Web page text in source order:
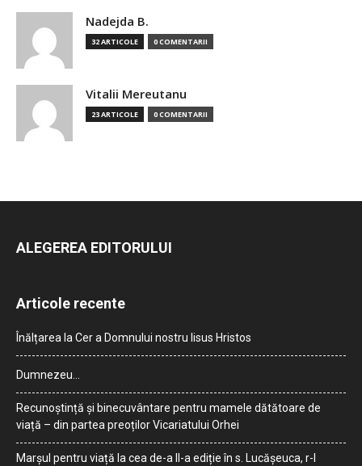
Nadejda B.
32 ARTICOLE 0 COMENTARII
Vitalii Mereutanu
23 ARTICOLE 0 COMENTARII
ALEGEREA EDITORULUI
Articole recente
Înălțarea la Cer a Domnului nostru Iisus Hristos
Dumnezeu…
Recunoștință și binecuvântare pentru mamele dătătoare de
viață – din partea preoților Vicariatului Orhei
Marșul pentru viață la cea de-a II-a ediție în s. Lucășeuca, r-l